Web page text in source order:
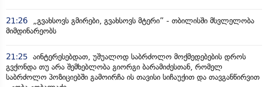
21:26
„გვახსოვს გმირები, გვახსოვს მტერი” - თბილისში მსვლელობა
მიმდინარეობს
21:25 აინტერესებდათ, უშუალოდ საბრძოლო მოქმედებების დროს
გვქონდა თუ არა შემხებლობა გიორგი ბარამიძესთან, რომელ
საბრძოლო პოზიციებში გამოირჩა ის თავისი სიჩაუქით და თავგანწირვით